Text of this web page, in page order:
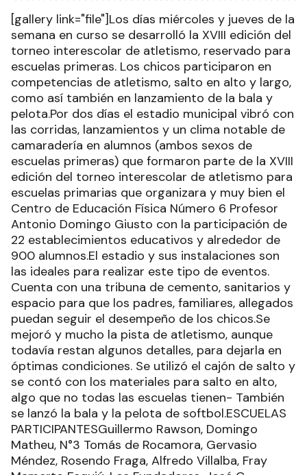
[gallery link="file"]Los días miércoles y jueves de la
semana en curso se desarrolló la XVIII edición del
torneo interescolar de atletismo, reservado para
escuelas primeras. Los chicos participaron en
competencias de atletismo, salto en alto y largo,
como así también en lanzamiento de la bala y
pelota.Por dos días el estadio municipal vibró con
las corridas, lanzamientos y un clima notable de
camaradería en alumnos (ambos sexos de
escuelas primeras) que formaron parte de la XVIII
edición del torneo interescolar de atletismo para
escuelas primarias que organizara y muy bien el
Centro de Educación Física Número 6 Profesor
Antonio Domingo Giusto con la participación de
22 establecimientos educativos y alrededor de
900 alumnos.El estadio y sus instalaciones son
las ideales para realizar este tipo de eventos.
Cuenta con una tribuna de cemento, sanitarios y
espacio para que los padres, familiares, allegados
puedan seguir el desempeño de los chicos.Se
mejoró y mucho la pista de atletismo, aunque
todavía restan algunos detalles, para dejarla en
óptimas condiciones. Se utilizó el cajón de salto y
se contó con los materiales para salto en alto,
algo que no todas las escuelas tienen- También
se lanzó la bala y la pelota de softbol.ESCUELAS
PARTICIPANTESGuillermo Rawson, Domingo
Matheu, N°3 Tomás de Rocamora, Gervasio
Méndez, Rosendo Fraga, Alfredo Villalba, Fray